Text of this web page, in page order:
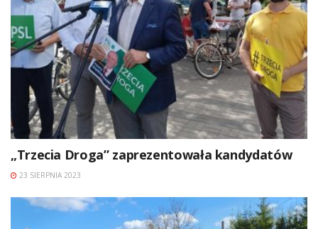
„Trzecia Droga” zaprezentowała kandydatów
23 SIERPNIA 2023